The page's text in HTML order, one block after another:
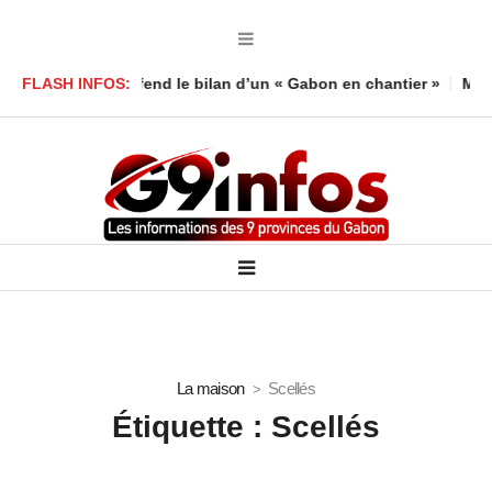
FLASH INFOS:défend le bilan d’un « Gabon en chantier » Mort
La maison Scellés
Étiquette : Scellés